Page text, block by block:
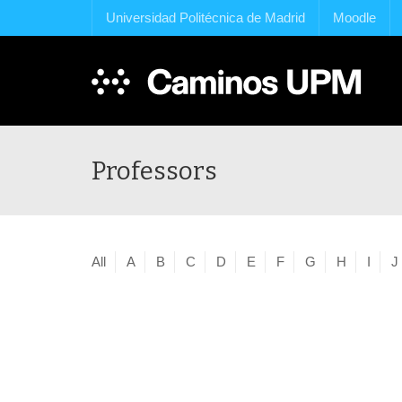
Universidad Politécnica de Madrid Moodle
Professors
All A B C D E F G H I J